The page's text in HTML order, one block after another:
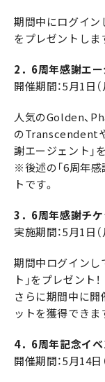
期間中にログイン
をプレゼントしま
2．6周年感謝エ
開催期間：5月1日
人気のGolden、
のTranscendent
謝エージェント」
※後述の「6周年
トです。
3．6周年感謝チ
実施期間：5月1日
期間中ログインし
ト」をプレゼント！
さらに期間中に
ットを獲得できま
4．6周年記念イ
開催期間：5月14日